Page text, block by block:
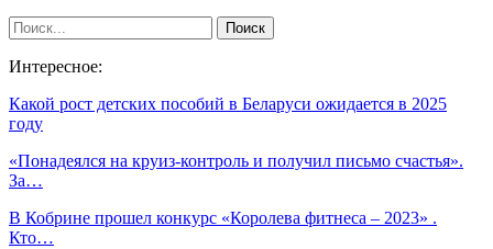
Интересное:
Какой рост детских пособий в Беларуси ожидается в 2025
году
«Понадеялся на круиз-контроль и получил письмо счастья».
За…
В Кобрине прошел конкурс «Королева фитнеса – 2023» .
Кто…